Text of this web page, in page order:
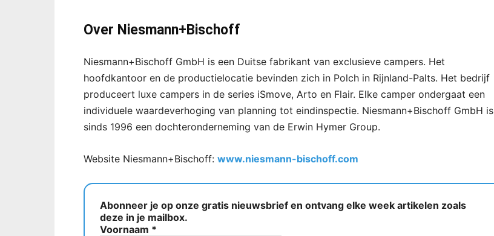
Over Niesmann+Bischoff
Niesmann+Bischoff GmbH is een Duitse fabrikant van exclusieve campers. Het
hoofdkantoor en de productielocatie bevinden zich in Polch in Rijnland-Palts. Het bedrijf
produceert luxe campers in de series iSmove, Arto en Flair. Elke camper ondergaat een
individuele waardeverhoging van planning tot eindinspectie. Niesmann+Bischoff GmbH is
sinds 1996 een dochteronderneming van de Erwin Hymer Group.
Website Niesmann+Bischoff: www.niesmann-bischoff.com
Abonneer je op onze gratis nieuwsbrief en ontvang elke week artikelen zoals
deze in je mailbox.
Voornaam *